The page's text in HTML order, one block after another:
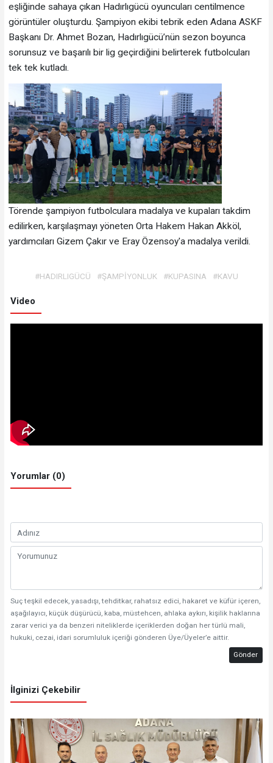
eşliğinde sahaya çıkan Hadırlıgücü oyuncuları centilmence
görüntüler oluşturdu. Şampiyon ekibi tebrik eden Adana ASKF
Başkanı Dr. Ahmet Bozan, Hadırlıgücü’nün sezon boyunca
sorunsuz ve başarılı bir lig geçirdiğini belirterek futbolcuları
tek tek kutladı.
Törende şampiyon futbolculara madalya ve kupaları takdim
edilirken, karşılaşmayı yöneten Orta Hakem Hakan Akköl,
yardımcıları Gizem Çakır ve Eray Özensoy'a madalya verildi.
#HADIRLIGÜCÜ #ŞAMPİYONLUK #KUPASINA #KAVU
Video
Yorumlar (0)
Suç teşkil edecek, yasadışı, tehditkar, rahatsız edici, hakaret ve küfür içeren,
aşağılayıcı, küçük düşürücü, kaba, müstehcen, ahlaka aykırı, kişilik haklarına
zarar verici ya da benzeri niteliklerde içeriklerden doğan her türlü mali,
hukuki, cezai, idari sorumluluk içeriği gönderen Üye/Üyeler’e aittir.
Gönder
İlginizi Çekebilir